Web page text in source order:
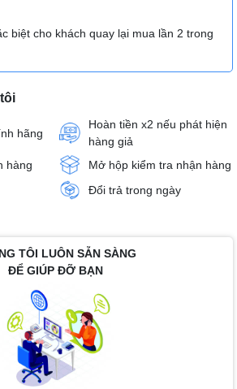
biệt cho khách quay lại mua lần 2 trong
hãng
Hoàn tiền x2 nếu phát hiện
hàng giả
hàng
Mở hộp kiểm tra nhận hàng
Đổi trả trong ngày
TÔI LUÔN SẴN SÀNG
ĐỂ GIÚP ĐỠ BẠN